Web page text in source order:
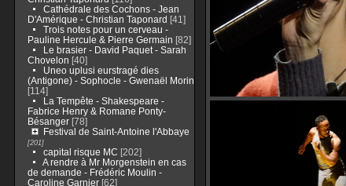
Cathédrale des Cochons - Jean
D'Amérique - Christian Taponard [41]
Trois notes pour un cerveau -
Pauline Hercule & Pierre Germain [82]
Le brasier - David Paquet - Sarah
Chovelon [40]
Uneo uplusi eurstragé dies
(Antigone) - Sophocle - Gwenaël Morin
[114]
La Tempête - Shakespeare -
Fabrice Henry & Romane Ponty-
Bésanger [78]
Festival de Saint-Antoine l'Abbaye
[201]
capital risque MC [202]
A rendre à Mr Morgenstein en cas
de demande - Frédéric Moulin -
Caroline Garnier[62]